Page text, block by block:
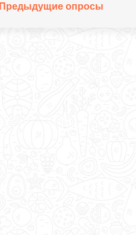
Предыдущие опросы